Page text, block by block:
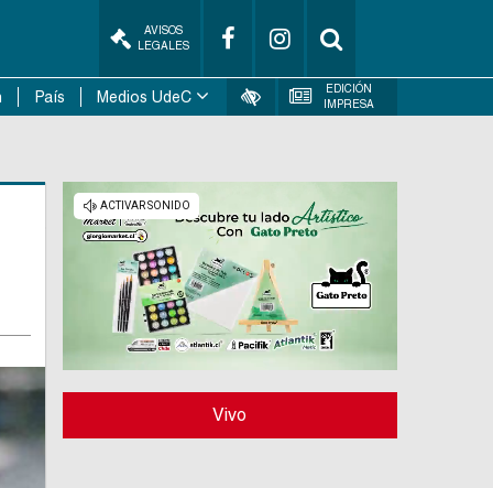
AVISOS
LEGALES
País Medios UdeC
EDICIÓN
IMPRESA
Vivo